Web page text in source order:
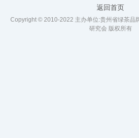
返回首页
Copyright © 2010-2022 主办单位:贵州省绿茶品
研究会 版权所有